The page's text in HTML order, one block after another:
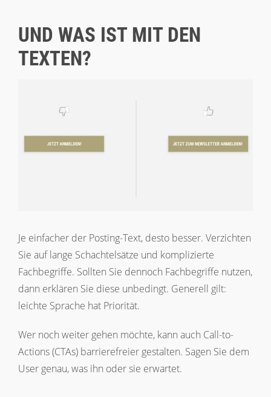
UND WAS IST MIT DEN
TEXTEN?
Je einfacher der Posting-Text, desto besser. Verzichten
Sie auf lange Schachtelsätze und komplizierte
Fachbegriffe. Sollten Sie dennoch Fachbegriffe nutzen,
dann erklären Sie diese unbedingt. Generell gilt:
leichte Sprache hat Priorität.
Wer noch weiter gehen möchte, kann auch Call-to-
Actions (CTAs) barrierefreier gestalten. Sagen Sie dem
User genau, was ihn oder sie erwartet.